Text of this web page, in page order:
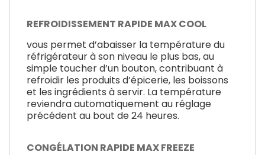
REFROIDISSEMENT RAPIDE MAX COOL
vous permet d’abaisser la température du
réfrigérateur à son niveau le plus bas, au
simple toucher d’un bouton, contribuant à
refroidir les produits d’épicerie, les boissons
et les ingrédients à servir. La température
reviendra automatiquement au réglage
précédent au bout de 24 heures.
CONGÉLATION RAPIDE MAX FREEZE